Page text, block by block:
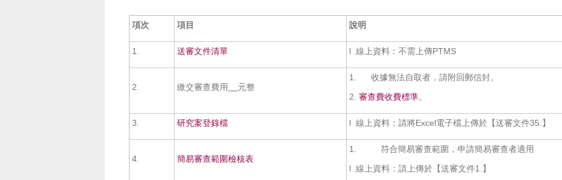
項次 項目 說明
1. 送審文件清單 l 線上資料：不需上傳PTMS
2. 繳交審查費用 元整
1. 收據無法自取者，請附回郵信封。
2. 審查費收費標準。
3. 研究案登錄檔 l 線上資料：請將Excel電子檔上傳於【送審文件35.】
4. 簡易審查範圍檢核表
1. 符合簡易審查範圍，申請簡易審查者適用
l 線上資料：請上傳於【送審文件1.】